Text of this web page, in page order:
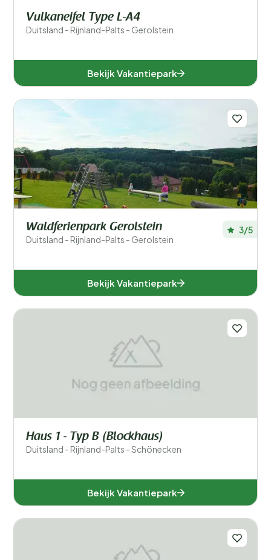
Vulkaneifel Type L-A4
Duitsland - Rijnland-Palts - Gerolstein
Bekijk Vakantiepark
Waldferienpark Gerolstein
Duitsland - Rijnland-Palts - Gerolstein
3/5
Bekijk Vakantiepark
Haus 1 - Typ B (Blockhaus)
Duitsland - Rijnland-Palts - Schönecken
Bekijk Vakantiepark